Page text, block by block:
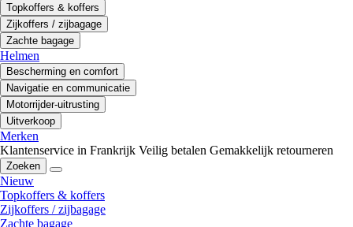
Topkoffers & koffers
Zijkoffers / zijbagage
Zachte bagage
Helmen
Bescherming en comfort
Navigatie en communicatie
Motorrijder-uitrusting
Uitverkoop
Merken
Klantenservice in Frankrijk Veilig betalen Gemakkelijk retourneren
Zoeken
Nieuw
Topkoffers & koffers
Zijkoffers / zijbagage
Zachte bagage